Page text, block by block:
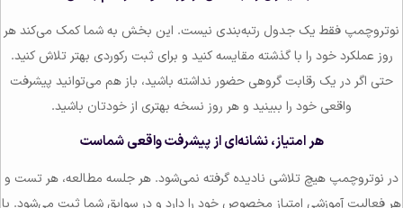
نوتروچمپ فقط یک جدول رتبه‌بندی نیست. این بخش به شما کمک می‌کند هر
روز عملکرد خود را با گذشته مقایسه کنید و برای ثبت رکوردی بهتر تلاش کنید.
حتی اگر در یک رقابت گروهی حضور نداشته باشید، باز هم می‌توانید پیشرفت
واقعی خود را ببینید و هر روز نسخه بهتری از خودتان باشید.
هر امتیاز، نشانه‌ای از پیشرفت واقعی شماست
در نوتروچمپ هیچ تلاشی نادیده گرفته نمی‌شود. هر جلسه مطالعه، هر تست و
هر فعالیت آموزشی امتیاز مخصوص خود را دارد و در سوابق شما ثبت می‌شود. با